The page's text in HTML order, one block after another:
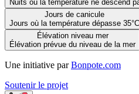
Nuits où la température ne descend
Jours de canicule
Jours où la température dépasse 35°C
Élévation niveau mer
Élévation prévue du niveau de la mer
Une initiative par Bonpote.com
Soutenir le projet